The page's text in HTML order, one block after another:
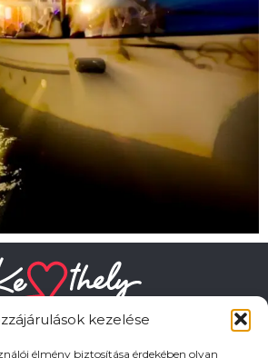
kezelése
élmény biztosítása érdekében olyan